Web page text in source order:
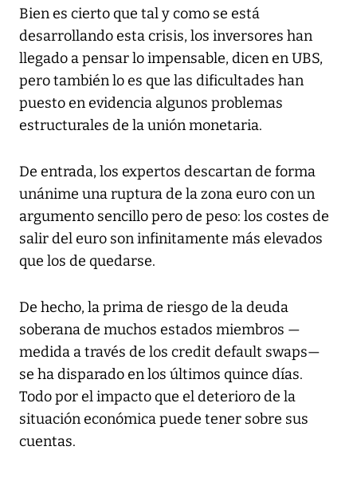
Bien es cierto que tal y como se está
desarrollando esta crisis, los inversores han
llegado a pensar lo impensable, dicen en UBS,
pero también lo es que las dificultades han
puesto en evidencia algunos problemas
estructurales de la unión monetaria.
De entrada, los expertos descartan de forma
unánime una ruptura de la zona euro con un
argumento sencillo pero de peso: los costes de
salir del euro son infinitamente más elevados
que los de quedarse.
De hecho, la prima de riesgo de la deuda
soberana de muchos estados miembros —
medida a través de los credit default swaps—
se ha disparado en los últimos quince días.
Todo por el impacto que el deterioro de la
situación económica puede tener sobre sus
cuentas.